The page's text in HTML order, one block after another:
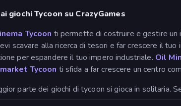
giochi Tycoon su CrazyGames
Tycoon ti permette di costruire e gestire un
scavare alla ricerca di tesori e far crescere il tuo
per espandere il tuo impero industriale. Oil
Tycoon ti sfida a far crescere un centro
parte dei giochi di tycoon si gioca in solitaria.